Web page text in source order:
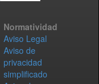
Normatividad
Aviso Legal
Aviso de
privacidad
simplificado